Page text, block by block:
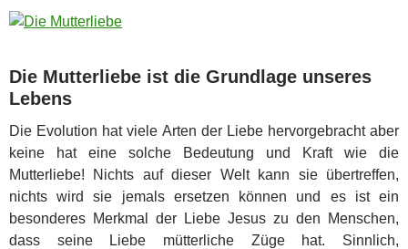
Die Mutterliebe ist die Grundlage unseres
Lebens
Die Evolution hat viele Arten der Liebe hervorgebracht aber
keine hat eine solche Bedeutung und Kraft wie die
Mutterliebe! Nichts auf dieser Welt kann sie übertreffen,
nichts wird sie jemals ersetzen können und es ist ein
besonderes Merkmal der Liebe Jesus zu den Menschen,
dass seine Liebe mütterliche Züge hat. Sinnlich,